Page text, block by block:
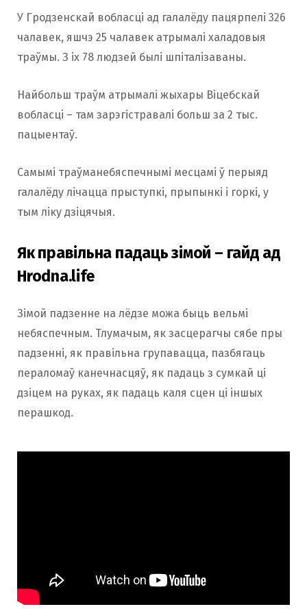
У Гродзенскай вобласці ад галалёду пацярпелі 326
чалавек, яшчэ 25 чалавек атрымалі халадовыя
траўмы. З іх 78 людзей былі шпіталізаваны.
Найбольш траўм атрымалі жыхары Віцебскай
вобласці – там зарэгістравалі больш за 2 тыс.
пацыентаў.
Самымі траўманебяспечнымі месцамі ў перыяд
галалёду лічацца прыступкі, прыпынкі і горкі, у
тым ліку дзіцячыя.
Як правільна падаць зімой – гайд ад
Hrodna.life
Зімой падзенне на лёдзе можа быць вельмі
небяспечным. Тлумачым, як засцерагчы сябе пры
падзенні, як правільна групавацца, пазбягаць
пераломаў канечнасцяў, як падаць з сумкай ці
дзіцем на руках, як падаць каля сцен ці іншых
перашкод.